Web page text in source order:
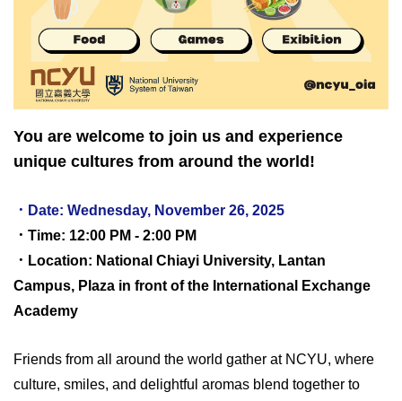
You are welcome to join us and experience
unique cultures from around the world!
．Date: Wednesday, November 26, 2025
．Time: 12:00 PM - 2:00 PM
．Location: National Chiayi University, Lantan
Campus, Plaza in front of the International Exchange
Academy
Friends from all around the world gather at NCYU, where
culture, smiles, and delightful aromas blend together to